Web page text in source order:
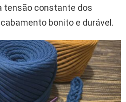
tensão constante dos
bonito e durável.